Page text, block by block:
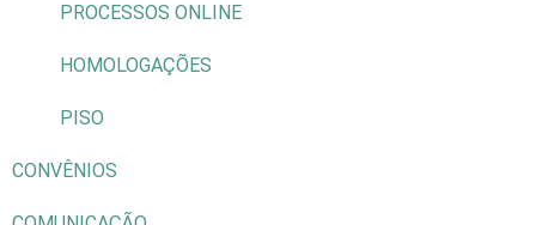
PROCESSOS ONLINE
HOMOLOGAÇÕES
PISO
CONVÊNIOS